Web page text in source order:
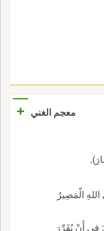
معجم الغني +
الْمَصِيرُ
أَنْ يُقَرِّرَ